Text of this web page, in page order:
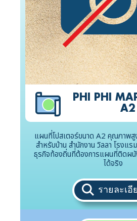
PHI PHI
A2
แผนที่โปสเตอร์ขนาด A2 คุณภาพสู
สำหรับบ้าน สำนักงาน วิลลา โรงแ
ธุรกิจท้องถิ่นที่ต้องการแผนที่ติดผนั
ได้จริง
รายละเอี